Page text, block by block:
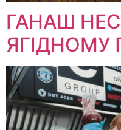
ГАНАШ
ЯГІДНОМУ